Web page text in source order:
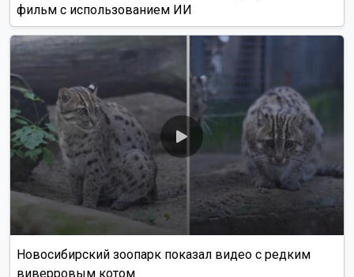
фильм с использованием ИИ
Новосибирский зоопарк показал видео с редким
виверровым котом